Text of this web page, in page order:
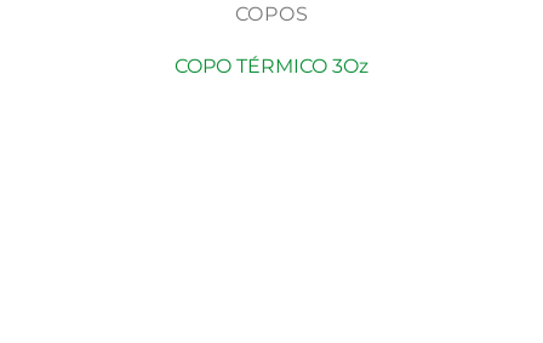
COPOS
COPO TÉRMICO 3Oz